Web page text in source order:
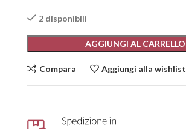
2 disponibili
AGGIUNGI AL CARRELLO
Compara Aggiungi alla wishlist